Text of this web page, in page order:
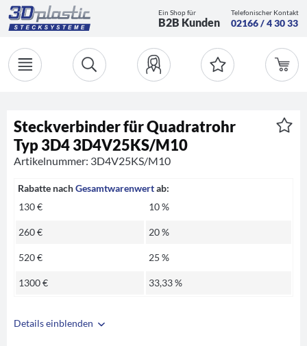
Ein Shop für
B2B Kunden
Telefonischer Kontakt
02166 / 4 30 33
Details einblenden
Steckverbinder für Quadratrohr
Typ 3D4 3D4V25KS/M10
Artikelnummer: 3D4V25KS/M10
Rabatte nachGesamtwarenwertab:
130 €
10 %
260 € 20 %
520 € 25 %
1300 € 33,33 %